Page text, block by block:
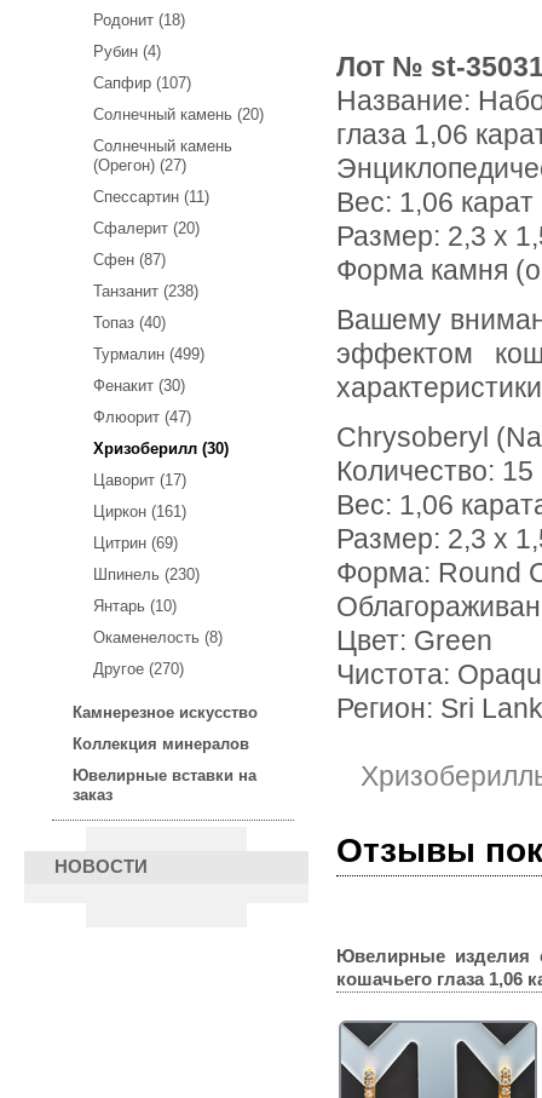
Родонит (18)
Рубин (4)
Сапфир (107)
Солнечный камень (20)
Солнечный камень
(Орегон) (27)
Спессартин (11)
Сфалерит (20)
Сфен (87)
Танзанит (238)
Топаз (40)
Турмалин (499)
Фенакит (30)
Флюорит (47)
Хризоберилл (30)
Цаворит (17)
Циркон (161)
Цитрин (69)
Шпинель (230)
Янтарь (10)
Окаменелость (8)
Другое (270)
Камнерезное искусство
Коллекция минералов
Ювелирные вставки на
заказ
НОВОСТИ
Лот № st-
Название:
глаза 1,06
Вес: 1,06 карат
Размер: 2,3 x
Форма камня
Вашему вниманию предлагается набор из 15 хризобериллов с
эффектом
Chrysoberyl
Количество: 15
Вес: 1,06
Размер: 2,3 х
Форма: Round
Цвет: Green
Чистота:
Регион: Sri
Отзывы
Ювелирные изделия
кошачьего глаза 1,06